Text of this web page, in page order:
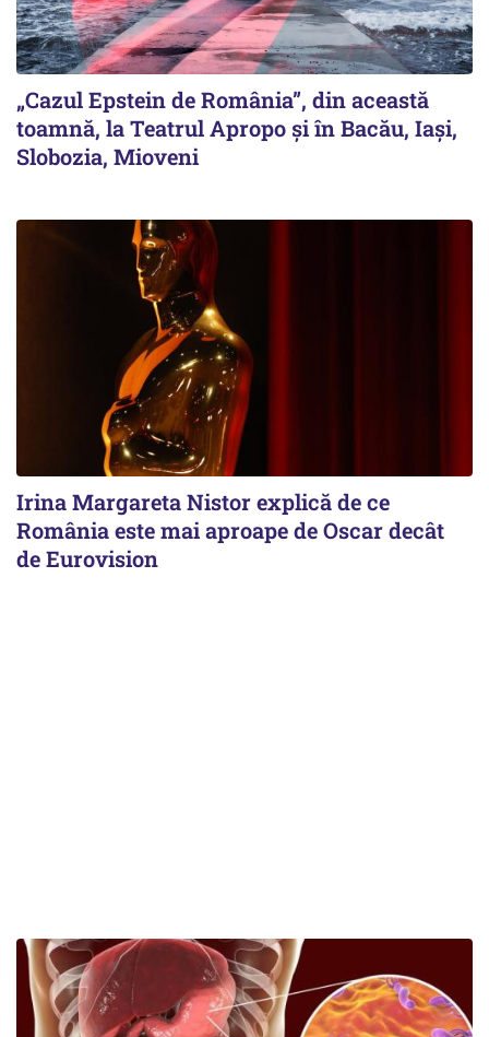
„Cazul Epstein de România”, din această
toamnă, la Teatrul Apropo și în Bacău, Iași,
Slobozia, Mioveni
Irina Margareta Nistor explică de ce
România este mai aproape de Oscar decât
de Eurovision